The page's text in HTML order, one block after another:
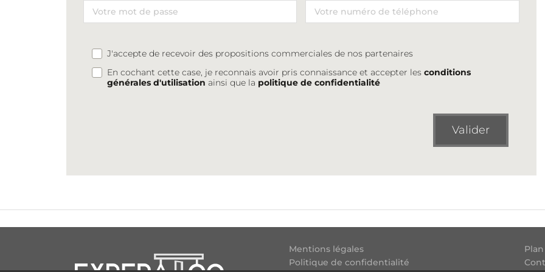
J'accepte de recevoir des propositions commerciales de nos partenaires
En cochant cette case, je reconnais avoir pris connaissance et accepter lesconditions
générales d'utilisation ainsi que la politique de confidentialité
Valider
Mentions légales
Politique de confidentialité